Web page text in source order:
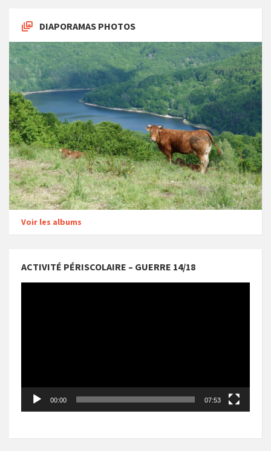
DIAPORAMAS PHOTOS
Voir les albums
ACTIVITÉ PÉRISCOLAIRE – GUERRE 14/18
Lecteur
00:00 07:53